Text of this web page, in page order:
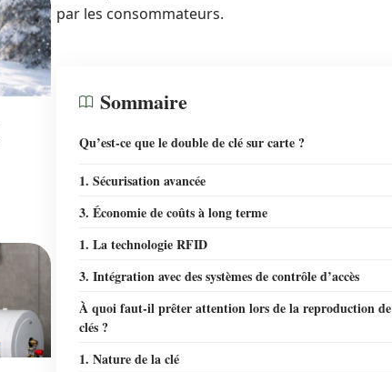
par les consommateurs.
Sommaire
Qu’est-ce que le double de clé sur carte ?
1. Sécurisation avancée
3. Économie de coûts à long terme
1. La technologie RFID
3. Intégration avec des systèmes de contrôle d’accès
À quoi faut-il prêter attention lors de la reproduction de
clés ?
1. Nature de la clé